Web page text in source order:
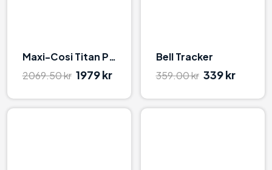
Maxi-Cosi Titan Plus
2069.50 kr 1979 kr
Bell Tracker
359.00 kr 339 kr